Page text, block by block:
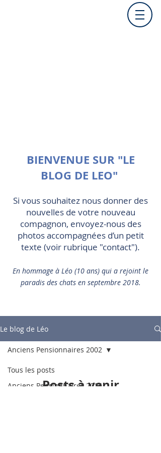
BIENVENUE SUR "LE
BLOG DE LEO"
Si vous souhaitez nous donner des
nouvelles de votre nouveau
compagnon, envoyez-nous des
photos accompagnées d’un petit
texte (voir rubrique "contact").
En hommage à Léo (10 ans) qui a rejoint le
paradis des chats en septembre 2018.
Le blog de Léo
Tous les posts
Anciens Pensionnaires 2015
Anciens Pensionnaires 2002
Posts à venir